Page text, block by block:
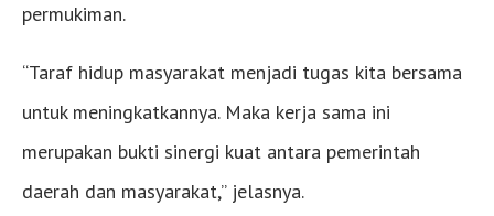
permukiman.
“Taraf hidup masyarakat menjadi tugas kita bersama
untuk meningkatkannya. Maka kerja sama ini
merupakan bukti sinergi kuat antara pemerintah
daerah dan masyarakat,” jelasnya.